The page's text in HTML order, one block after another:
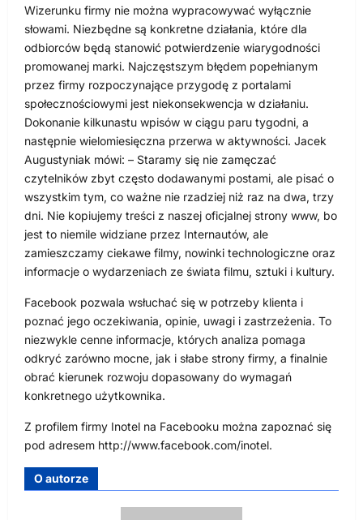
Wizerunku firmy nie można wypracowywać wyłącznie
słowami. Niezbędne są konkretne działania, które dla
odbiorców będą stanowić potwierdzenie wiarygodności
promowanej marki. Najczęstszym błędem popełnianym
przez firmy rozpoczynające przygodę z portalami
społecznościowymi jest niekonsekwencja w działaniu.
Dokonanie kilkunastu wpisów w ciągu paru tygodni, a
następnie wielomiesięczna przerwa w aktywności. Jacek
Augustyniak mówi: – Staramy się nie zamęczać
czytelników zbyt często dodawanymi postami, ale pisać o
wszystkim tym, co ważne nie rzadziej niż raz na dwa, trzy
dni. Nie kopiujemy treści z naszej oficjalnej strony www, bo
jest to niemile widziane przez Internautów, ale
zamieszczamy ciekawe filmy, nowinki technologiczne oraz
informacje o wydarzeniach ze świata filmu, sztuki i kultury.
Facebook pozwala wsłuchać się w potrzeby klienta i
poznać jego oczekiwania, opinie, uwagi i zastrzeżenia. To
niezwykle cenne informacje, których analiza pomaga
odkryć zarówno mocne, jak i słabe strony firmy, a finalnie
obrać kierunek rozwoju dopasowany do wymagań
konkretnego użytkownika.
Z profilem firmy Inotel na Facebooku można zapoznać się
pod adresem http://www.facebook.com/inotel.
O autorze